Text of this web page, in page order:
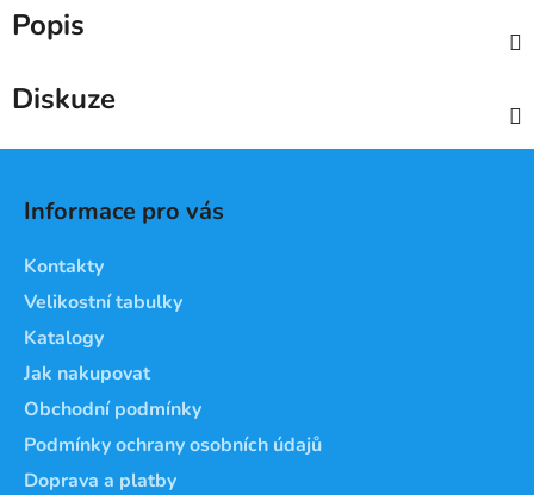
Popis
Diskuze
Informace pro vás
Kontakty
Velikostní tabulky
Katalogy
Jak nakupovat
Obchodní podmínky
Podmínky ochrany osobních údajů
Doprava a platby